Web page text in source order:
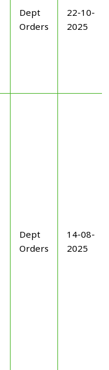
Dept
Orders
22-10-
2025
Dept
Orders
14-08-
2025